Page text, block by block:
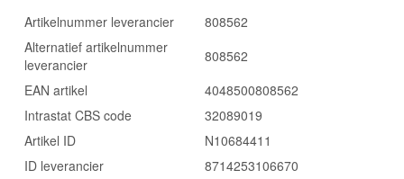
Artikelnummer leverancier
808562
Alternatief artikelnummer
leverancier
808562
EAN artikel
4048500808562
Intrastat CBS code
32089019
Artikel ID
N10684411
ID leverancier
8714253106670